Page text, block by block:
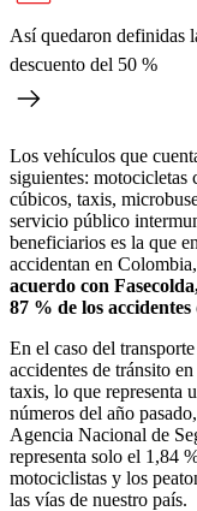
Así quedaron definidas
descuento del 50 %
Los vehículos que
siguientes: motocicletas
cúbicos, taxis,
servicio público
beneficiarios es la que
accidentan en
acuerdo con
87 % de los
En el caso del
accidentes de tránsito
taxis, lo que representa
números del año
Agencia Nacional de
representa solo el 1,84
motociclistas y los
las vías de nuestro país.